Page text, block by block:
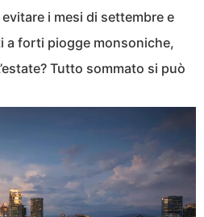
i mesi di settembre e
forti piogge monsoniche,
Tutto sommato si può